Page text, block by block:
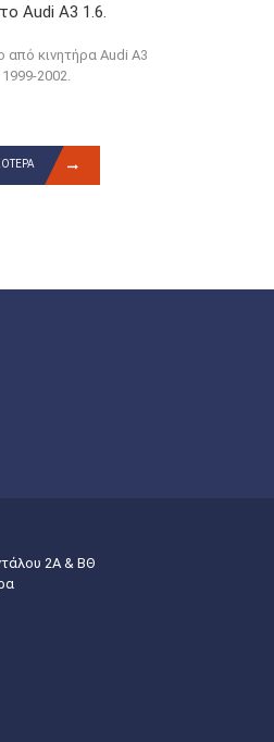
Audi A3 1.6.
κινητήρα Audi A3
2002.
2Α & ΒΘ